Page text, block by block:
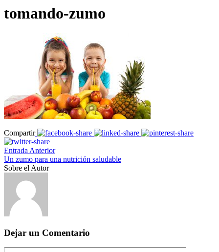
tomando-zumo
Compartir
Entrada Anterior
Un zumo para una nutrición saludable
Sobre el Autor
Dejar un Comentario